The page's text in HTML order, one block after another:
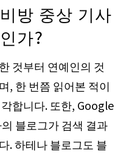
방 중상 기사
가?
것부터 연예인의 것
, 한 번쯤 읽어본 적이
합니다. 또한, Google
블로그가 검색 결과
. 하테나 블로그도 블